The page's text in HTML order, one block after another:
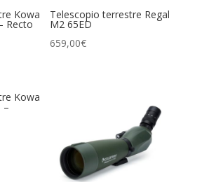
Kowa
Recto
Telescopio terrestre Regal
M2 65ED
659,00€
Kowa
–